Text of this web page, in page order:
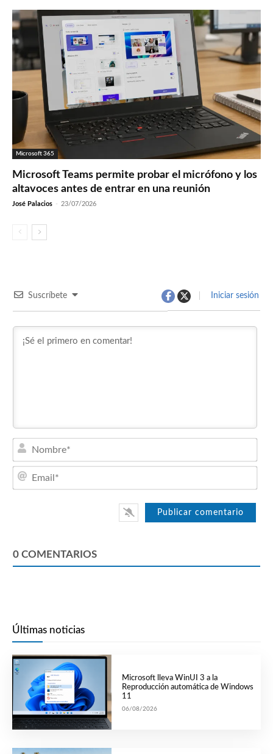
Microsoft 365
Microsoft Teams permite probar el micrófono y los
altavoces antes de entrar en una reunión
José Palacios - 23/07/2026
Suscríbete Iniciar sesión
0 COMENTARIOS
Últimas noticias
Microsoft lleva WinUI 3 a la
Reproducción automática de Windows
11
06/08/2026